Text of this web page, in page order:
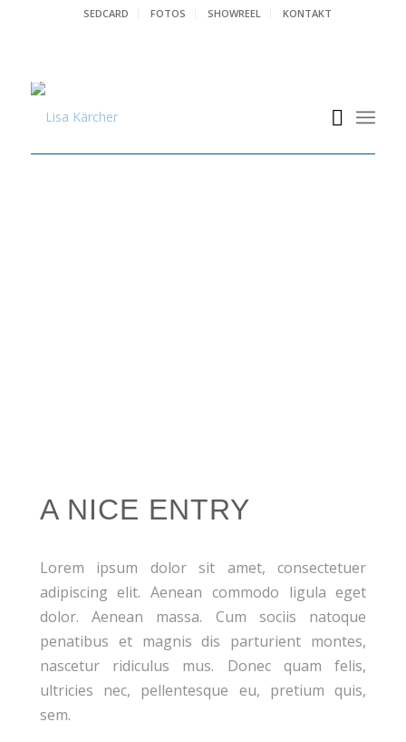
SEDCARD FOTOS SHOWREEL KONTAKT
A NICE ENTRY
Lorem ipsum dolor sit amet, consectetuer
adipiscing elit. Aenean commodo ligula eget
dolor. Aenean massa. Cum sociis natoque
penatibus et magnis dis parturient montes,
nascetur ridiculus mus. Donec quam felis,
ultricies nec, pellentesque eu, pretium quis,
sem.